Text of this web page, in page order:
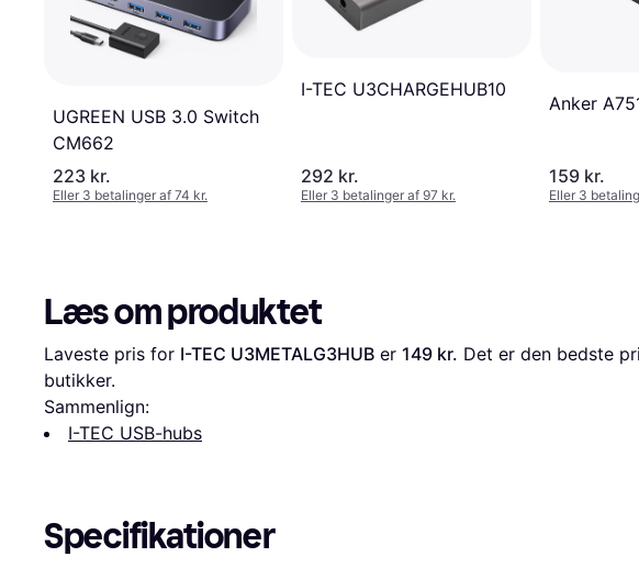
UGREEN USB 3.0 Switch
CM662
223 kr.
Eller 3 betalinger af 74 kr.
I-TEC U3CHARGEHUB10
292 kr.
Eller 3 betalinger af 97 kr.
Anker
159 kr.
Eller 3
Læs om produktet
Laveste pris for I-TEC U3METALG3HUB er 149 kr. Det er den bedste
butikker.
Sammenlign:
I-TEC USB-hubs
Specifikationer